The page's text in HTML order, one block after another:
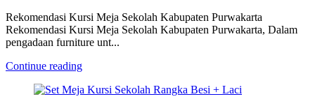
Rekomendasi Kursi Meja Sekolah Kabupaten Purwakarta
Rekomendasi Kursi Meja Sekolah Kabupaten Purwakarta, Dalam
pengadaan furniture unt...
Continue reading